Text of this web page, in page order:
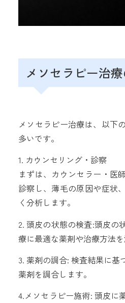
メソセラピー治
メソセラピー治療は、以下
多いです。
1. カウンセリング・診察
まずは、カウンセラー・医
診察し、薄毛の原因や症状
く分析します。
2. 頭皮の状態の検査:頭皮の
療に最適な薬剤や治療方法を
3. 薬剤の調合: 検査結果に基
薬剤を調合します。
4.メソセラピー施術: 頭皮に